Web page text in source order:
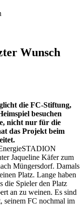
Wunsch
die FC-Stiftung,
besuchen
nicht nur für die
das Projekt beim
Jaqueline Käfer zum
Müngersdorf. Damals
Platz. Lange haben
die Spieler den Platz
an zu weinen. Es sind
seinem FC nochmal im